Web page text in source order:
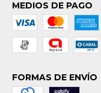
MEDIOS DE PAGO
FORMAS DE ENVÍO